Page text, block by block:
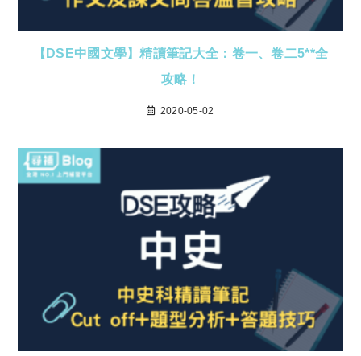
【DSE中國文學】精讀筆記大全：卷一、卷二5**全
攻略！
2020-05-02